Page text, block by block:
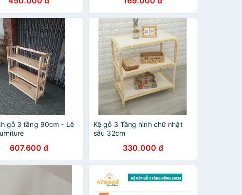
gỗ 3 tầng 90cm - Lê
607.600 đ
Kệ gỗ 3 Tầng hình chữ nhật
sâu 32cm
330.000 đ